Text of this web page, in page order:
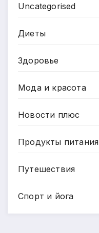
Uncategorised
Диеты
Здоровье
Мода и красота
Новости плюс
Продукты питания
Путешествия
Спорт и йога